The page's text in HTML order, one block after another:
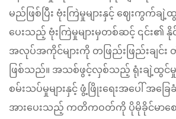
မည်ဖြစ်ပြီး ဗုံးကြဲမှုများနှင့် ဈေးကွက်ချဲ့ထွ
ပေးသည့် ဗုံးကြဲမှုများမှတစ်ဆင့် ၎င်း၏
အလုပ်အကိုင်များကို တဖြည်းဖြည်းချင်း
ဖြစ်သည်။ အသစ်ဖွင့်လှစ်သည့် ရုံးချဲ့ထွ
စမ်းသပ်မှုများနှင့် ဖွံ့ဖြိုးရေးအပေါ် အခ
အားပေးသည့် ကတိကဝတ်ကို ပိုမိုခိုင်မာ